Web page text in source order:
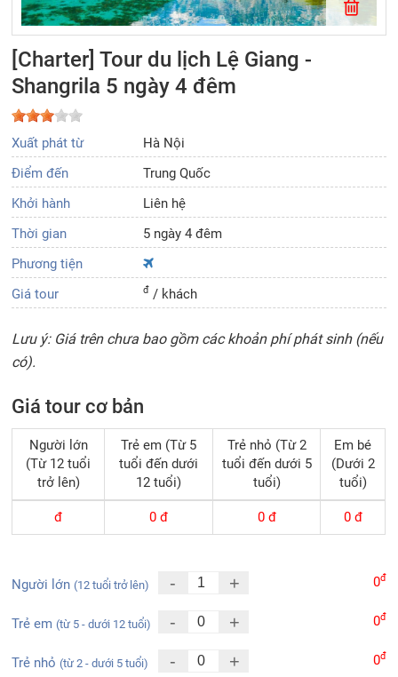
[Charter] Tour du lịch Lệ Giang -
Shangrila 5 ngày 4 đêm
Xuất phát từ
Hà Nội
Điểm đến
Trung Quốc
Khởi hành
Liên hệ
Thời gian
5 ngày 4 đêm
Phương tiện
Giá tour
đ / khách
Lưu ý: Giá trên chưa bao gồm các khoản phí phát sinh (nếu
có).
Giá tour cơ bản
Người lớn
(Từ 12 tuổi
trở lên)
Trẻ em (Từ 5
tuổi đến dưới
12 tuổi)
Trẻ nhỏ (Từ 2
tuổi đến dưới 5
tuổi)
Em bé
(Dưới 2
tuổi)
đ 0 đ 0đ 0đ
Người lớn(12 tuổi trở lên) - + 0đ
Trẻ em(từ 5 - dưới 12 tuổi) - + 0đ
Trẻ nhỏ(từ 2 - dưới 5 tuổi) - + 0đ